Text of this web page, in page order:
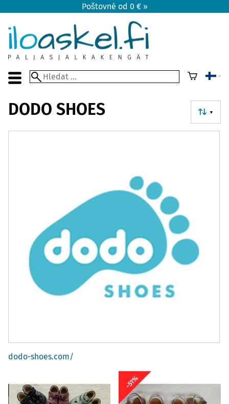
Poštovné od 0 € »
▼
DODO SHOES
dodo-shoes.com/
-51%